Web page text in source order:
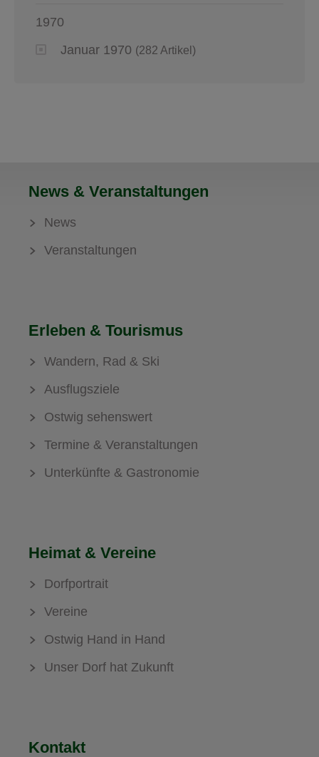
1970
Januar 1970 (282 Artikel)
News & Veranstaltungen
News
Veranstaltungen
Erleben & Tourismus
Wandern, Rad & Ski
Ausflugsziele
Ostwig sehenswert
Termine & Veranstaltungen
Unterkünfte & Gastronomie
Heimat & Vereine
Dorfportrait
Vereine
Ostwig Hand in Hand
Unser Dorf hat Zukunft
Kontakt